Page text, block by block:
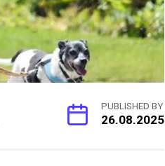
PUBLISHED BY
26.08.2025